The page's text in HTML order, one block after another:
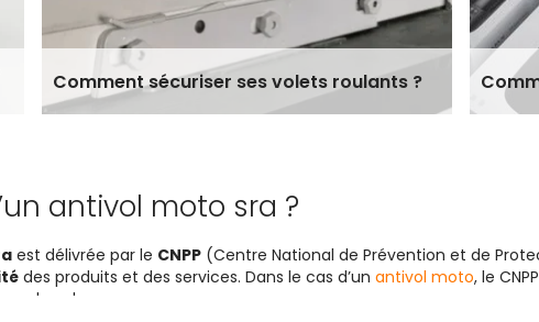
Comment sécuriser ses volets roulants ?
antivol moto sra ?
est délivrée par le CNPP (Centre National de Prévention et de
des produits et des services. Dans le cas d’un antivol moto, le
de vol.